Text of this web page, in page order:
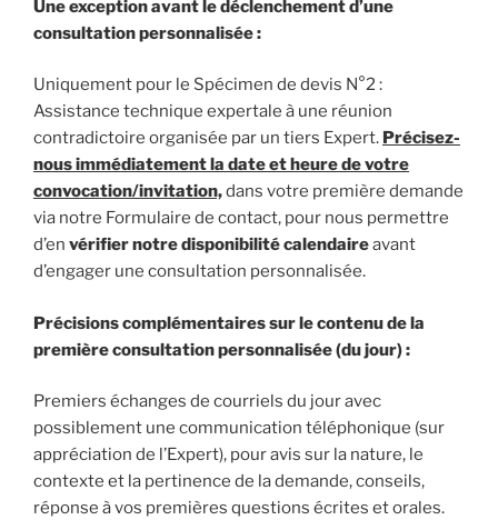
Une exception avant le déclenchement d’une
consultation personnalisée :
Uniquement pour le Spécimen de devis N°2 :
Assistance technique expertale à une réunion
contradictoire organisée par un tiers Expert. Précisez-
nous immédiatement la date et heure de votre
convocation/invitation,dans votre première demande
via notre Formulaire de contact, pour nous permettre
d’en vérifier notre disponibilité calendaireavant
d’engager une consultation personnalisée.
Précisions complémentaires sur le contenu de la
première consultation personnalisée (du jour) :
Premiers échanges de courriels du jour avec
possiblement une communication téléphonique (sur
appréciation de l’Expert), pour avis sur la nature, le
contexte et la pertinence de la demande, conseils,
réponse à vos premières questions écrites et orales.